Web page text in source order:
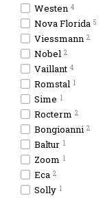
Westen 4
Nova Florida 5
Viessmann 2
Nobel 2
Vaillant 4
Romstal 1
Sime 1
Rocterm 2
Bongioanni 2
Baltur 1
Zoom 1
Eca 2
Solly 1